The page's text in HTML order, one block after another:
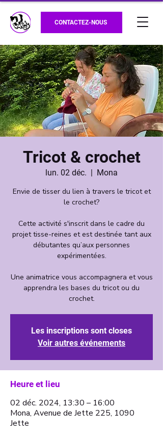
CONTACTEZ-NOUS
Tricot & crochet
lun. 02 déc.
  |
Mona
Envie de tisser du lien à travers le tricot et
le crochet?
Cette activité s'inscrit dans le cadre du
projet tisse-reines et est destinée tant aux
débutantes qu’aux personnes
expérimentées.
Une animatrice vous accompagnera et vous
apprendra les bases du tricot ou du
crochet.
Les inscriptions sont closes
Voir autres événements
Heure et lieu
02 déc. 2024, 13:30 – 16:00
Mona, Avenue de Jette 225, 1090
Jette